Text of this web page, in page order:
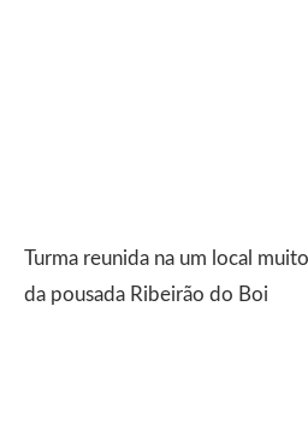
Turma reunida na um local
da pousada Ribeirão do Boi